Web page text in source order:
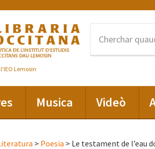
Lemosin
Musica Videò
> Poesia > Le testament de l’eau